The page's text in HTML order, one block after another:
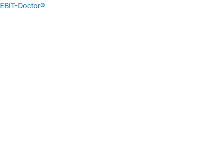
Skip
EBIT-Doctor®
Menu
Menu
Menu